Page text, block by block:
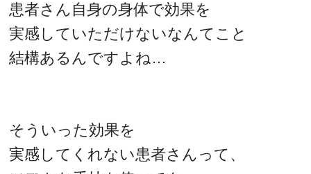
患者さん自身の身体で効果を
実感していただけないなんてこと
結構あるんですよね…
そういった効果を
実感してくれない患者さんって、